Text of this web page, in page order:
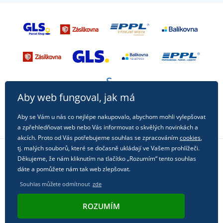
Sledujte nás na sociálních sítích
Aby web fungoval, jak má
Aby se Vám u nás co nejlépe nakupovalo, abychom mohli vylepšovat
a zpřehledňovat web nebo Vás informovat o skvělých novinkách a
akcích. Proto od Vás potřebujeme souhlas se zpracovánímcookies,
tj. malých souborů, které se dočasně ukládají ve Vašem prohlížeči.
Děkujeme, že nám kliknutím na tlačítko „Rozumím“ tento souhlas
dáte a pomůžete nám tak web zlepšovat.
Souhlas můžete odmítnout zde
ROZUMÍM